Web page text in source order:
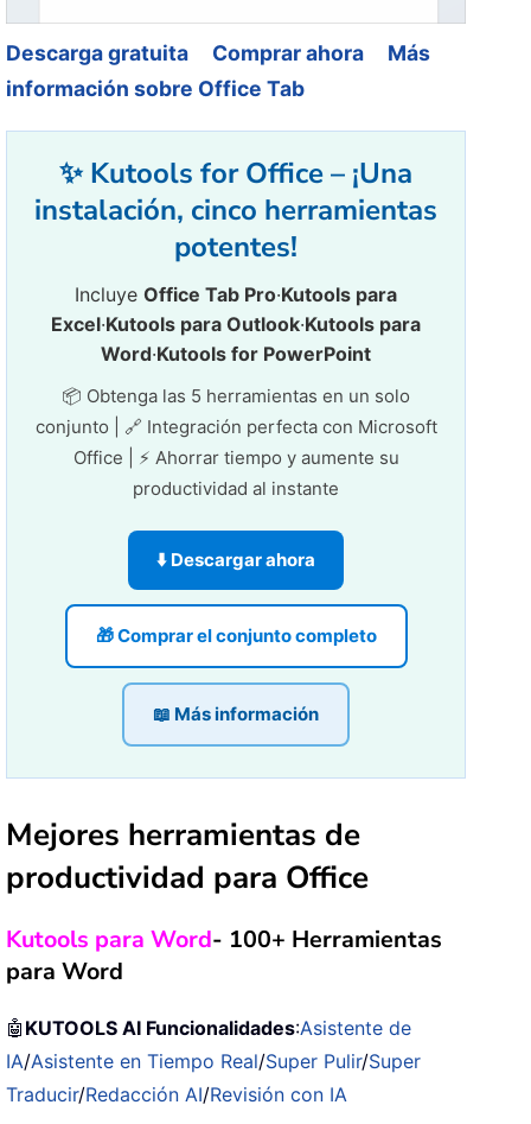
Descarga gratuita Comprar ahora
Más
información sobre Office Tab
✨ Kutools for Office – ¡Una
instalación, cinco herramientas
potentes!
Incluye Office Tab Pro·Kutools para
Excel·Kutools para Outlook·Kutools para
Word·Kutools for PowerPoint
📦 Obtenga las 5 herramientas en un solo
conjunto | 🔗 Integración perfecta con Microsoft
Office | ⚡ Ahorrar tiempo y aumente su
productividad al instante
⬇️ Descargar ahora
🎁 Comprar el conjunto completo
📖 Más información
Mejores herramientas de
productividad para Office
Kutools para Word- 100+ Herramientas
para Word
🤖 KUTOOLS AI Funcionalidades:Asistente de
IA/Asistente en Tiempo Real/Super Pulir/Super
Traducir/Redacción AI/Revisión con IA